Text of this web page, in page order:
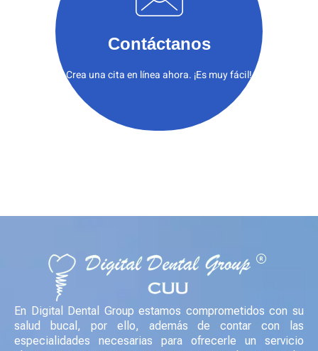
Contáctanos
Crea una cita en línea ahora. ¡Es muy fácil!
CONTÁCTANOS AHORA
En Digital Dental Group estamos comprometidos con su
salud bucal, por ello, además de contar con las
especialidades necesarias para ofrecerle un servicio